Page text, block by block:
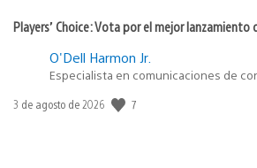
Players’ Choice: Vota por el mejor lanzamiento
O'Dell Harmon Jr.
Especialista en comunicaciones de
Fecha
3 de agosto de 2026 7